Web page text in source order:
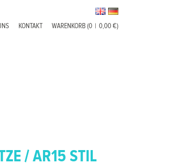
WARENKORB (0 | 0,00 €)
KONTAKT
/ AR15 STIL